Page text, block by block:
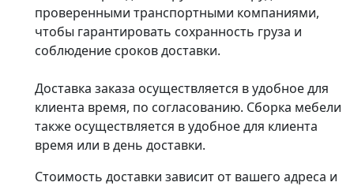
проверенными транспортными компаниями,
чтобы гарантировать сохранность груза и
соблюдение сроков доставки.
Доставка заказа осуществляется в удобное для
клиента время, по согласованию. Сборка мебели
также осуществляется в удобное для клиента
время или в день доставки.
Стоимость доставки зависит от вашего адреса и